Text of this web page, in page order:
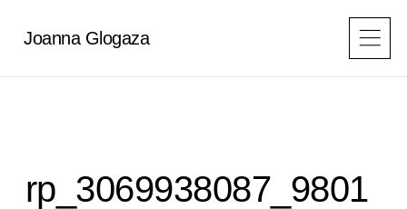
Joanna Glogaza
rp_3069938087_9801